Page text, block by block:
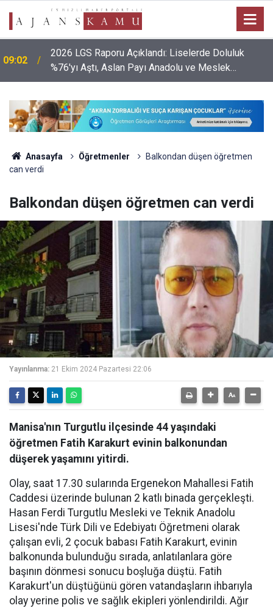
09:02
2026 LGS Raporu Açıklandı: Liselerde Doluluk
%76'yı Aştı, Aslan Payı Anadolu ve Meslek
Liselerinin!
Anasayfa Öğretmenler
Balkondan düşen öğretmen
can verdi
Balkondan düşen öğretmen can verdi
Yayınlanma: 21 Ekim 2024 Pazartesi 22:06
Manisa'nın Turgutlu ilçesinde 44 yaşındaki
öğretmen Fatih Karakurt evinin balkonundan
düşerek yaşamını yitirdi.
Olay, saat 17.30 sularında Ergenekon Mahallesi Fatih
Caddesi üzerinde bulunan 2 katlı binada gerçekleşti.
Hasan Ferdi Turgutlu Mesleki ve Teknik Anadolu
Lisesi'nde Türk Dili ve Edebiyatı Öğretmeni olarak
çalışan evli, 2 çocuk babası Fatih Karakurt, evinin
balkonunda bulunduğu sırada, anlatılanlara göre
başının dönmesi sonucu boşluğa düştü. Fatih
Karakurt'un düştüğünü gören vatandaşların ihbarıyla
olay yerine polis ve sağlık ekipleri yönlendirildi. Ağır